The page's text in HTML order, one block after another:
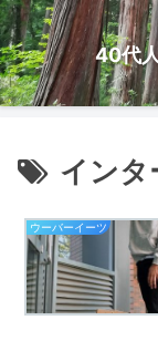
40代
インタ
ウーバーイーツ